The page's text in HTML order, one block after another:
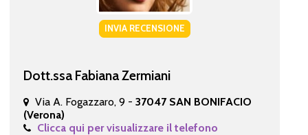
INVIA RECENSIONE
Dott.ssa Fabiana Zermiani
Via A. Fogazzaro, 9 - 37047 SAN BONIFACIO
(Verona)
Clicca qui per visualizzare il telefono